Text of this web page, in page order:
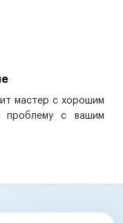
мастер с хорошим
проблему с вашим